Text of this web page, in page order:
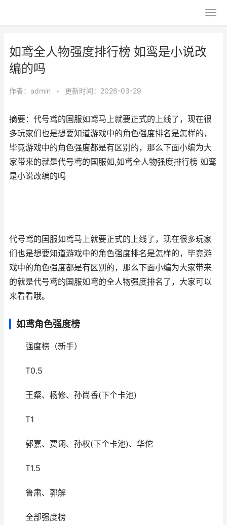
如鸢全人物强度排行榜 如鸾是小说改
编的吗
作者： admin • 更新时间：2026-03-29
摘要：代号鸢的国服如鸢马上就要正式的上线了，现在很
多玩家们也是想要知道游戏中的角色强度排名是怎样的，
毕竟游戏中的角色强度都是有区别的，那么下面小编为大
家带来的就是代号鸢的国服如,如鸢全人物强度排行榜 如鸾
是小说改编的吗
代号鸢的国服如鸢马上就要正式的上线了，现在很多玩家
们也是想要知道游戏中的角色强度排名是怎样的，毕竟游
戏中的角色强度都是有区别的，那么下面小编为大家带来
的就是代号鸢的国服如鸢的全人物强度排名了，大家可以
来看看哦。
如鸢角色强度榜
强度榜（新手）
T0.5
王粲、杨修、孙尚香(下个卡池)
T1
郭嘉、贾诩、孙权(下个卡池)、华佗
T1.5
鲁肃、郭解
全部强度榜